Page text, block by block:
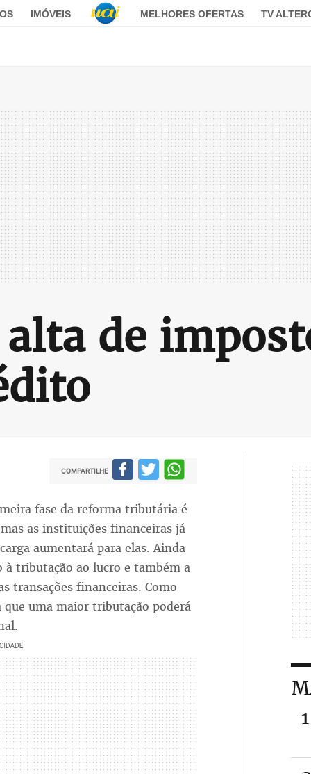
IMÓVEIS MELHORES OFERTAS TV
de
COMPARTILHE
fase da reforma tributária é
as instituições financeiras já
aumentará para elas. Ainda
à tributação ao lucro e também a
transações financeiras. Como
que uma maior tributação poderá
1